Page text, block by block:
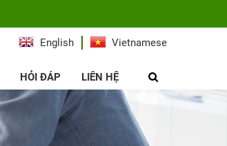
Vietnamese
English
HỎI ĐÁP LIÊN HỆ